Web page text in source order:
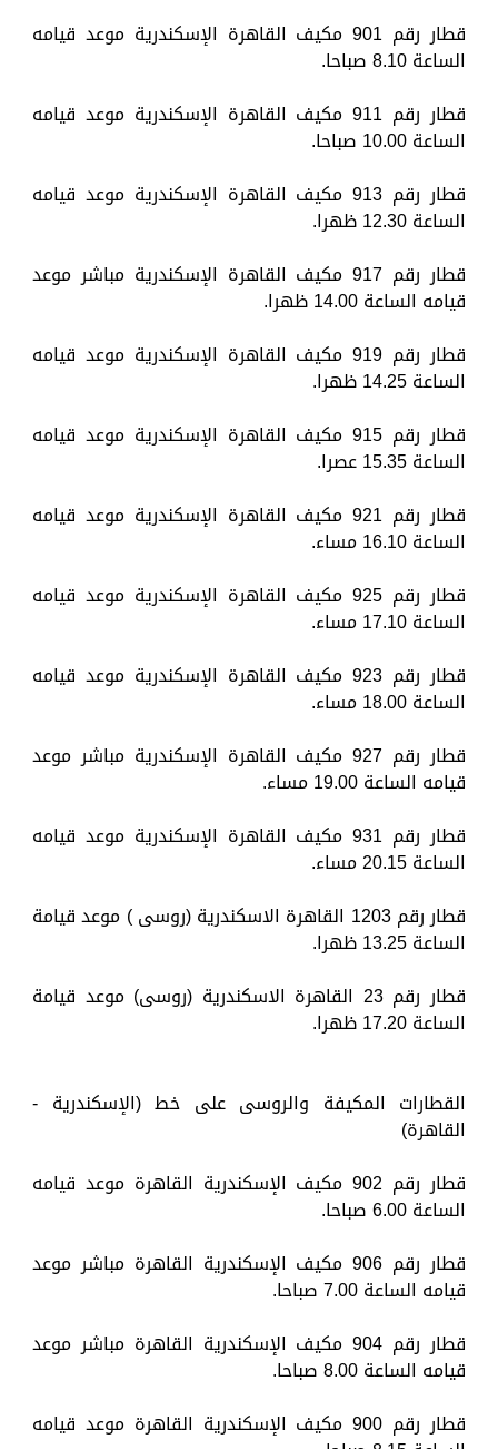
قطار رقم 901 مكيف القاهرة الإسكندرية موعد قيامه
الساعة 8.10 صباحا.
قطار رقم 911 مكيف القاهرة الإسكندرية موعد قيامه
الساعة 10.00 صباحا.
قطار رقم 913 مكيف القاهرة الإسكندرية موعد قيامه
الساعة 12.30 ظهرا.
قطار رقم 917 مكيف القاهرة الإسكندرية مباشر موعد
قيامه الساعة 14.00 ظهرا.
قطار رقم 919 مكيف القاهرة الإسكندرية موعد قيامه
الساعة 14.25 ظهرا.
قطار رقم 915 مكيف القاهرة الإسكندرية موعد قيامه
الساعة 15.35 عصرا.
قطار رقم 921 مكيف القاهرة الإسكندرية موعد قيامه
الساعة 16.10 مساء.
قطار رقم 925 مكيف القاهرة الإسكندرية موعد قيامه
الساعة 17.10 مساء.
قطار رقم 923 مكيف القاهرة الإسكندرية موعد قيامه
الساعة 18.00 مساء.
قطار رقم 927 مكيف القاهرة الإسكندرية مباشر موعد
قيامه الساعة 19.00 مساء.
قطار رقم 931 مكيف القاهرة الإسكندرية موعد قيامه
الساعة 20.15 مساء.
قطار رقم 1203 القاهرة الاسكندرية (روسى ) موعد قيامة
الساعة 13.25 ظهرا.
قطار رقم 23 القاهرة الاسكندرية (روسى) موعد قيامة
الساعة 17.20 ظهرا.
القطارات المكيفة والروسى على خط (الإسكندرية -
القاهرة)
قطار رقم 902 مكيف الإسكندرية القاهرة موعد قيامه
الساعة 6.00 صباحا.
قطار رقم 906 مكيف الإسكندرية القاهرة مباشر موعد
قيامه الساعة 7.00 صباحا.
قطار رقم 904 مكيف الإسكندرية القاهرة مباشر موعد
قيامه الساعة 8.00 صباحا.
قطار رقم 900 مكيف الإسكندرية القاهرة موعد قيامه